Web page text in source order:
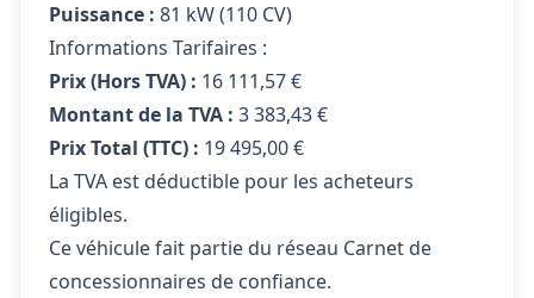
Puissance : 81 kW (110 CV)
Informations Tarifaires :
Prix (Hors TVA) : 16 111,57 €
Montant de la TVA : 3 383,43 €
Prix Total (TTC) : 19 495,00 €
La TVA est déductible pour les acheteurs
éligibles.
Ce véhicule fait partie du réseau Carnet de
concessionnaires de confiance.